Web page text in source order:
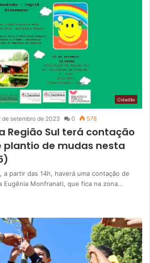
Cidadão
de setembro de 2023 0 578
Região Sul terá contação
plantio de mudas nesta
a partir das 14h, haverá uma contação de
Eugênia Monfranati, que fica na zona…